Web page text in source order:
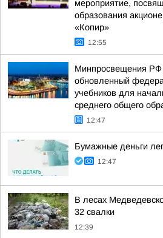
мероприятие,
образования
«Копир»
12:55
Минпросвещения РФ
обновленный
учебников для
среднего общего
12:47
Бумажные деньги
12:47
В лесах
32 свалки
12:39